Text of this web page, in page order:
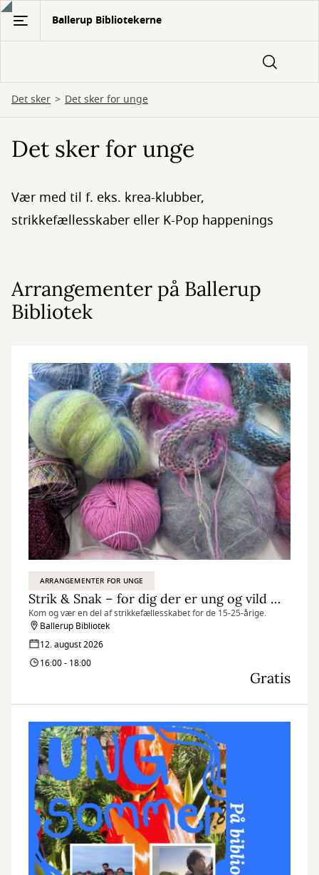
Gå
hovedindhold
Ballerup Bibliotekerne
Det sker Det sker for unge
Det sker for unge
Vær med til f. eks. krea-klubber,
strikkefællesskaber eller K-Pop happenings
Arrangementer på Ballerup
Bibliotek
ARRANGEMENTER FOR UNGE
Strik & Snak – for dig der er ung og vild med garn
Kom og vær en del af strikkefællesskabet for de 15-25-årige.
Ballerup Bibliotek
12. august 2026
16:00 - 18:00
Gratis